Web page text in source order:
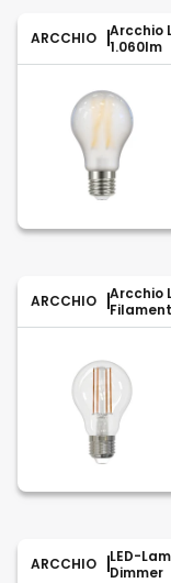
ARCCHIO
Arcchio
1.060lm
ARCCHIO
Arcchio
ARCCHIO
LED-
Dimmer